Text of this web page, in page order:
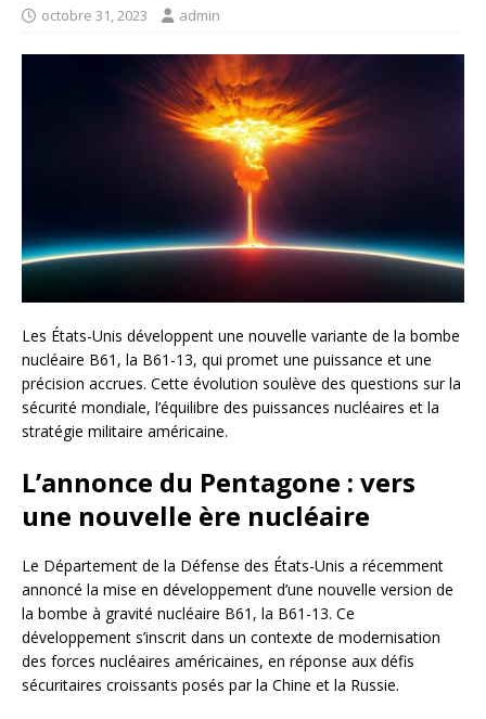
octobre 31, 2023 admin
Les États-Unis développent une nouvelle variante de la bombe
nucléaire B61, la B61-13, qui promet une puissance et une
précision accrues. Cette évolution soulève des questions sur la
sécurité mondiale, l’équilibre des puissances nucléaires et la
stratégie militaire américaine.
L’annonce du Pentagone : vers
une nouvelle ère nucléaire
Le Département de la Défense des États-Unis a récemment
annoncé la mise en développement d’une nouvelle version de
la bombe à gravité nucléaire B61, la B61-13. Ce
développement s’inscrit dans un contexte de modernisation
des forces nucléaires américaines, en réponse aux défis
sécuritaires croissants posés par la Chine et la Russie.